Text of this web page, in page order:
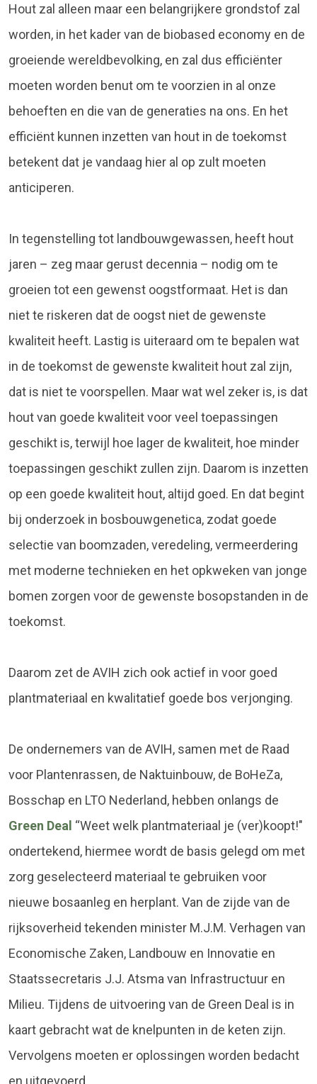
Hout zal alleen maar een belangrijkere grondstof zal
worden, in het kader van de biobased economy en de
groeiende wereldbevolking, en zal dus efficiënter
moeten worden benut om te voorzien in al onze
behoeften en die van de generaties na ons. En het
efficiënt kunnen inzetten van hout in de toekomst
betekent dat je vandaag hier al op zult moeten
anticiperen.
In tegenstelling tot landbouwgewassen, heeft hout
jaren – zeg maar gerust decennia – nodig om te
groeien tot een gewenst oogstformaat. Het is dan
niet te riskeren dat de oogst niet de gewenste
kwaliteit heeft. Lastig is uiteraard om te bepalen wat
in de toekomst de gewenste kwaliteit hout zal zijn,
dat is niet te voorspellen. Maar wat wel zeker is, is dat
hout van goede kwaliteit voor veel toepassingen
geschikt is, terwijl hoe lager de kwaliteit, hoe minder
toepassingen geschikt zullen zijn. Daarom is inzetten
op een goede kwaliteit hout, altijd goed. En dat begint
bij onderzoek in bosbouwgenetica, zodat goede
selectie van boomzaden, veredeling, vermeerdering
met moderne technieken en het opkweken van jonge
bomen zorgen voor de gewenste bosopstanden in de
toekomst.
Daarom zet de AVIH zich ook actief in voor goed
plantmateriaal en kwalitatief goede bos verjonging.
De ondernemers van de AVIH, samen met de Raad
voor Plantenrassen, de Naktuinbouw, de BoHeZa,
Bosschap en LTO Nederland, hebben onlangs de
Green Deal “Weet welk plantmateriaal je (ver)koopt!"
ondertekend, hiermee wordt de basis gelegd om met
zorg geselecteerd materiaal te gebruiken voor
nieuwe bosaanleg en herplant. Van de zijde van de
rijksoverheid tekenden minister M.J.M. Verhagen van
Economische Zaken, Landbouw en Innovatie en
Staatssecretaris J.J. Atsma van Infrastructuur en
Milieu. Tijdens de uitvoering van de Green Deal is in
kaart gebracht wat de knelpunten in de keten zijn.
Vervolgens moeten er oplossingen worden bedacht
en uitgevoerd.